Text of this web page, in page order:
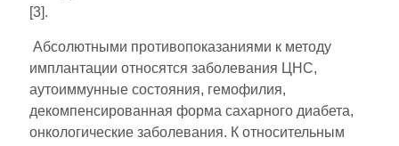
[3].
Абсолютными противопоказаниями к методу
имплантации относятся заболевания ЦНС,
аутоиммунные состояния, гемофилия,
декомпенсированная форма сахарного диабета,
онкологические заболевания. К относительным